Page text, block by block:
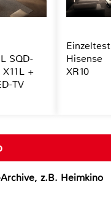
z.B. Heimkino
SQD-
+
TV
Einzeltest
Hisense
XR10